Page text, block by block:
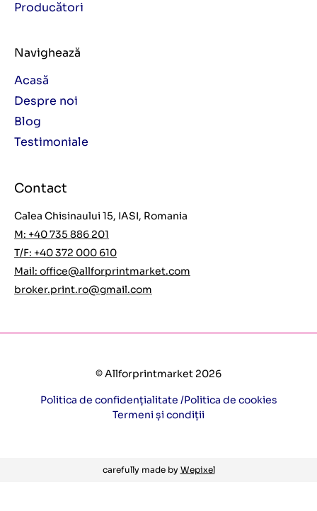
Producători
Navighează
Acasă
Despre noi
Blog
Testimoniale
Contact
Calea Chisinaului 15, IASI, Romania
M: +40 735 886 201
T/F: +40 372 000 610
Mail: office@allforprintmarket.com
broker.print.ro@gmail.com
© Allforprintmarket 2026
Politica de confidențialitate /Politica de cookies
Termeni și condiții
carefully made by Wepixel